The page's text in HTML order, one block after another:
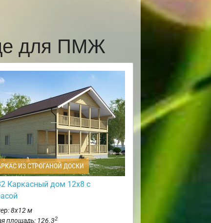
для ПМЖ
ИЗ СТРОГАНОЙ ДОСКИ
Каркасный дом 12х8 с
8х12 м
площадь: 126.32